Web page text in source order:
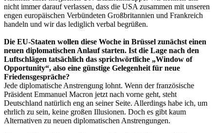
nicht immer darauf verlassen, dass die USA zusammen mit unseren
engen europäischen Verbündeten Großbritannien und Frankreich
handeln und wir das lediglich verbal begrüßen.
Die EU-Staaten wollen diese Woche in Brüssel zunächst einen
neuen diplomatischen Anlauf starten. Ist die Lage nach den
Luftschlägen tatsächlich das sprichwörtliche „Window of
Opportunity“, also eine günstige Gelegenheit für neue
Friedensgespräche?
Jede diplomatische Anstrengung lohnt. Wenn der französische
Präsident Emmanuel Macron jetzt nach vorne geht, steht
Deutschland natürlich eng an seiner Seite. Allerdings habe ich, um
ehrlich zu sein, keine großen Illusionen. Doch es gibt kaum
Alternativen zu neuen diplomatischen Anstrengungen.